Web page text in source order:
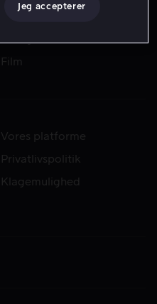
Kategorier
Film
Vores platforme
Privatlivspolitik
Klagemulighed
Jeg accepterer